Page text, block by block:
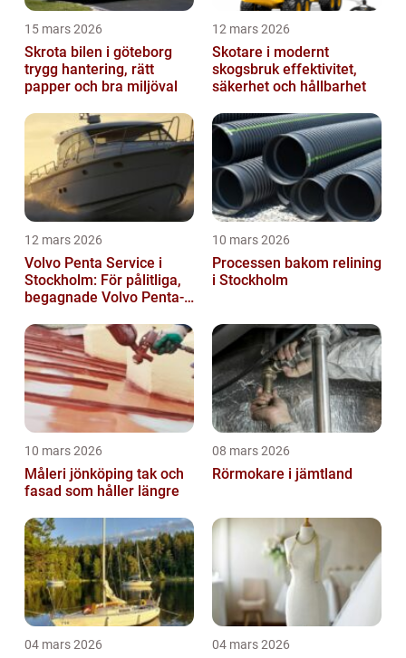
15 mars 2026
Skrota bilen i göteborg
trygg hantering, rätt
papper och bra miljöval
12 mars 2026
Skotare i modernt
skogsbruk effektivitet,
säkerhet och hållbarhet
12 mars 2026
Volvo Penta Service i
Stockholm: För pålitliga,
begagnade Volvo Penta-
10 mars 2026
Processen bakom relining
i Stockholm
10 mars 2026
Måleri jönköping tak och
fasad som håller längre
08 mars 2026
Rörmokare i jämtland
04 mars 2026 04 mars 2026